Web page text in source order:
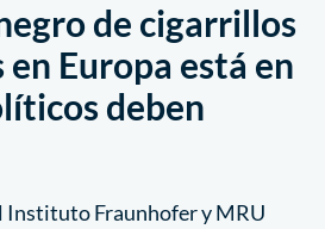
de cigarrillos
Europa está en
deben
Instituto Fraunhofer y MRU